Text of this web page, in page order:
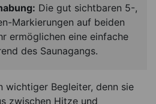
Die gut sichtbaren 5-,
Markierungen auf beiden
ermöglichen eine einfache
des Saunagangs.
wichtiger Begleiter, denn sie
zwischen Hitze und